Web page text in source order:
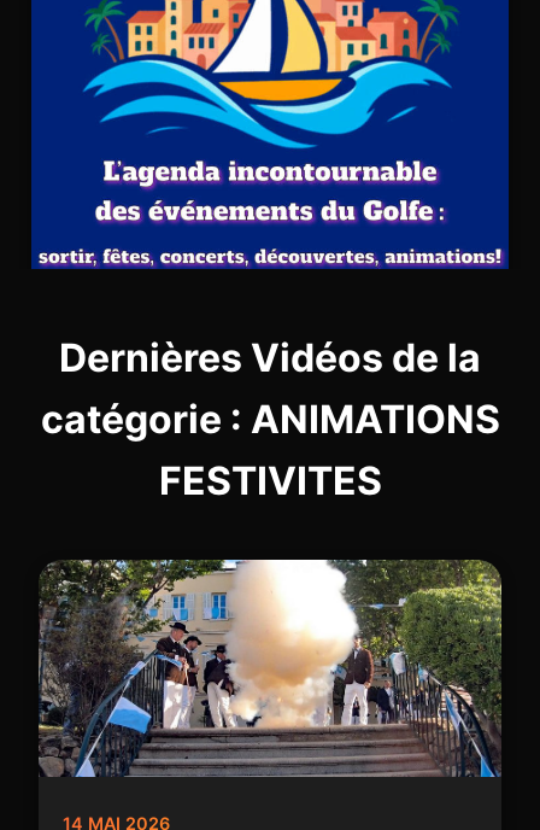
Dernières Vidéos de la
catégorie : ANIMATIONS
FESTIVITES
14 MAI 2026